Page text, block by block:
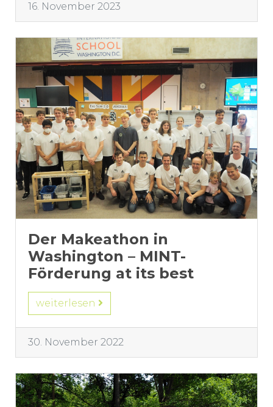
16. November 2023
Der Makeathon in
Washington – MINT-
Förderung at its best
weiterlesen
30. November 2022